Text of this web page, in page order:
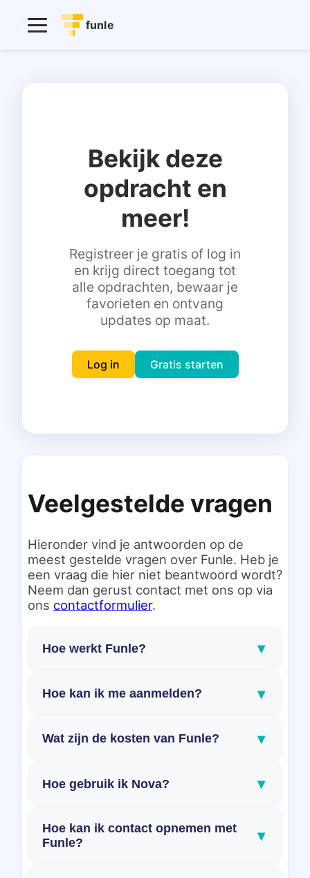
funle
Inloggen
Gratis starten
Bekijk deze
opdracht en
meer!
Registreer je gratis of log in
en krijg direct toegang tot
alle opdrachten, bewaar je
favorieten en ontvang
updates op maat.
Log in Gratis starten
Veelgestelde vragen
Hieronder vind je antwoorden op de
meest gestelde vragen over Funle. Heb je
een vraag die hier niet beantwoord wordt?
Neem dan gerust contact met ons op via
ons contactformulier.
Hoe werkt Funle? ▾
Hoe kan ik me aanmelden? ▾
Wat zijn de kosten van Funle? ▾
Hoe gebruik ik Nova? ▾
Hoe kan ik contact opnemen met
Funle?
▾